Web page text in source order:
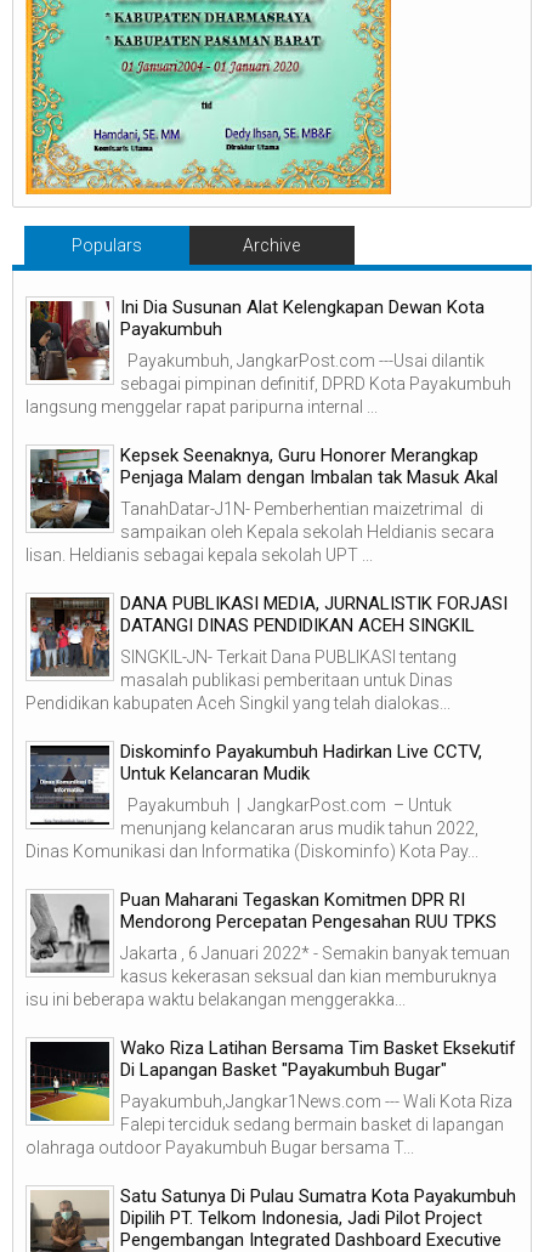
Populars Archive
Ini Dia Susunan Alat Kelengkapan Dewan Kota
Payakumbuh
Payakumbuh, JangkarPost.com ---Usai dilantik
sebagai pimpinan definitif, DPRD Kota Payakumbuh
langsung menggelar rapat paripurna internal ...
Kepsek Seenaknya, Guru Honorer Merangkap
Penjaga Malam dengan Imbalan tak Masuk Akal
TanahDatar-J1N- Pemberhentian maizetrimal di
sampaikan oleh Kepala sekolah Heldianis secara
lisan. Heldianis sebagai kepala sekolah UPT ...
DANA PUBLIKASI MEDIA, JURNALISTIK FORJASI
DATANGI DINAS PENDIDIKAN ACEH SINGKIL
SINGKIL-JN- Terkait Dana PUBLIKASI tentang
masalah publikasi pemberitaan untuk Dinas
Pendidikan kabupaten Aceh Singkil yang telah dialokas...
Diskominfo Payakumbuh Hadirkan Live CCTV,
Untuk Kelancaran Mudik
Payakumbuh | JangkarPost.com – Untuk
menunjang kelancaran arus mudik tahun 2022,
Dinas Komunikasi dan Informatika (Diskominfo) Kota Pay...
Puan Maharani Tegaskan Komitmen DPR RI
Mendorong Percepatan Pengesahan RUU TPKS
Jakarta , 6 Januari 2022* - Semakin banyak temuan
kasus kekerasan seksual dan kian memburuknya
isu ini beberapa waktu belakangan menggerakka...
Wako Riza Latihan Bersama Tim Basket Eksekutif
Di Lapangan Basket "Payakumbuh Bugar"
Payakumbuh,Jangkar1News.com --- Wali Kota Riza
Falepi terciduk sedang bermain basket di lapangan
olahraga outdoor Payakumbuh Bugar bersama T...
Satu Satunya Di Pulau Sumatra Kota Payakumbuh
Dipilih PT. Telkom Indonesia, Jadi Pilot Project
Pengembangan Integrated Dashboard Executive